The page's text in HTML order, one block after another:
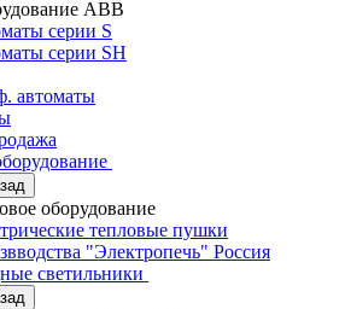
АВВ
серии S
серии SH
автоматы
оборудование
тепловые пушки
"Электропечь" Россия
светильники